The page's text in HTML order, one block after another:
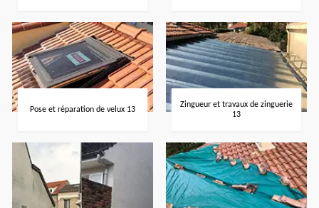
Pose et réparation de velux 13
Zingueur et travaux de zinguerie
13